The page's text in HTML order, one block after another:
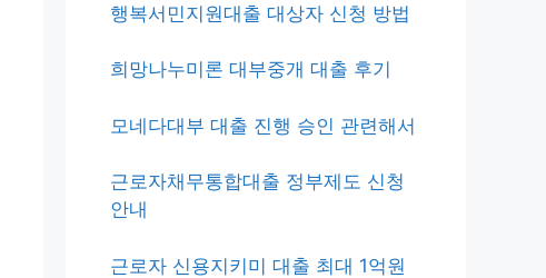
행복서민지원대출 대상자 신청 방법
희망나누미론 대부중개 대출 후기
모네다대부 대출 진행 승인 관련해서
근로자채무통합대출 정부제도 신청
안내
근로자 신용지키미 대출 최대 1억원